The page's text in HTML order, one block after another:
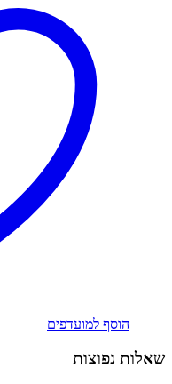
הוסף למועדפים
שאלות נפוצות